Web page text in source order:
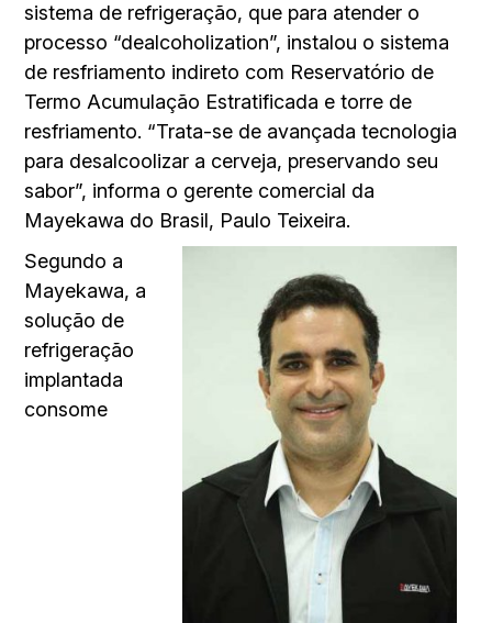
sistema de refrigeração, que para atender o
processo “dealcoholization”, instalou o sistema
de resfriamento indireto com Reservatório de
Termo Acumulação Estratificada e torre de
resfriamento. “Trata-se de avançada tecnologia
para desalcoolizar a cerveja, preservando seu
sabor”, informa o gerente comercial da
Mayekawa do Brasil, Paulo Teixeira.
Segundo a
Mayekawa, a
solução de
refrigeração
implantada
consome